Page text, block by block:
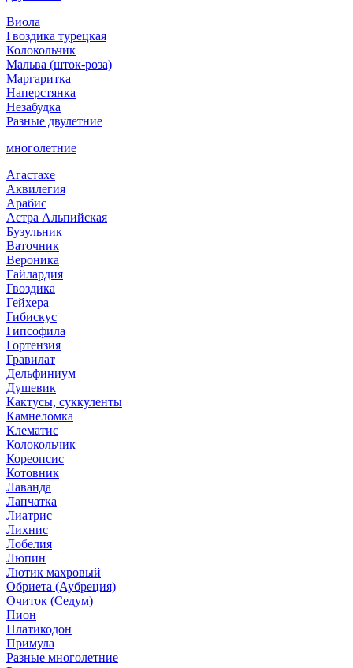
Виола
Гвоздика турецкая
Колокольчик
Мальва (шток-роза)
Маргаритка
Наперстянка
Незабудка
Разные двулетние
многолетние
Агастахе
Аквилегия
Арабис
Астра Альпийская
Бузульник
Ваточник
Вероника
Гайлардия
Гвоздика
Гейхера
Гибискус
Гипсофила
Гортензия
Гравилат
Дельфиниум
Душевик
Кактусы, суккуленты
Камнеломка
Клематис
Колокольчик
Кореопсис
Котовник
Лаванда
Лапчатка
Лиатрис
Лихнис
Лобелия
Люпин
Лютик махровый
Обриета (Аубреция)
Очиток (Седум)
Пион
Платикодон
Примула
Разные многолетние